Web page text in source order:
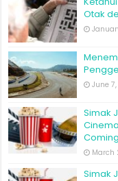
Otak
June
Simak
March
Simak